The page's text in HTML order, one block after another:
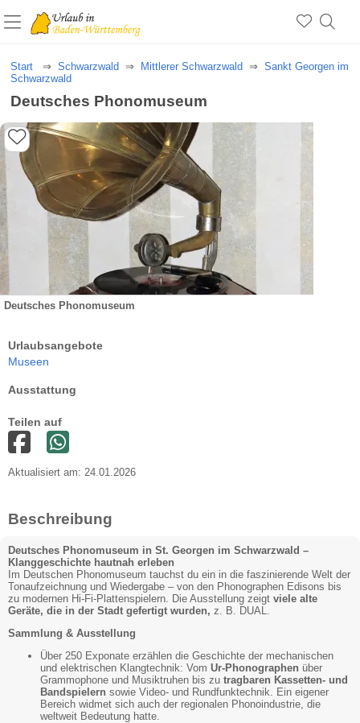
Start Schwarzwald Mittlerer Schwarzwald
Sankt Georgen im
Schwarzwald
Deutsches Phonomuseum
Deutsches Phonomuseum
Urlaubsangebote
Museen
Ausstattung
Teilen auf
Aktualisiert am: 24.01.2026
Beschreibung
Deutsches Phonomuseum in St. Georgen im Schwarzwald –
Klanggeschichte hautnah erleben
Im Deutschen Phonomuseum tauchst du ein in die faszinierende Welt der
Tonaufzeichnung und Wiedergabe – von den Phonographen Edisons bis
zu modernen Hi-Fi-Plattenspielern. Die Ausstellung zeigt viele alte
Geräte, die in der Stadt gefertigt wurden, z. B. DUAL.
Sammlung & Ausstellung
Über 250 Exponate erzählen die Geschichte der mechanischen
und elektrischen Klangtechnik: Vom Ur-Phonographen über
Grammophone und Musiktruhen bis zu tragbaren Kassetten- und
Bandspielern sowie Video- und Rundfunktechnik. Ein eigener
Bereich widmet sich auch der regionalen Phonoindustrie, die
weltweit Bedeutung hatte.